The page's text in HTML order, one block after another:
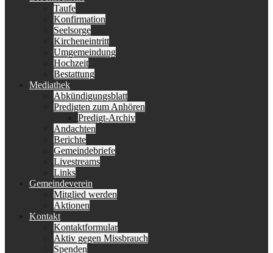
Taufe
Konfirmation
Seelsorge
Kircheneintritt
Umgemeindung
Hochzeit
Bestattung
Mediathek
Abkündigungsblatt
Predigten zum Anhören
Predigt-Archiv
Andachten
Berichte
Gemeindebriefe
Livestreams
Links
Gemeindeverein
Mitglied werden
Aktionen
Kontakt
Kontaktformular
Aktiv gegen Missbrauch
Spenden